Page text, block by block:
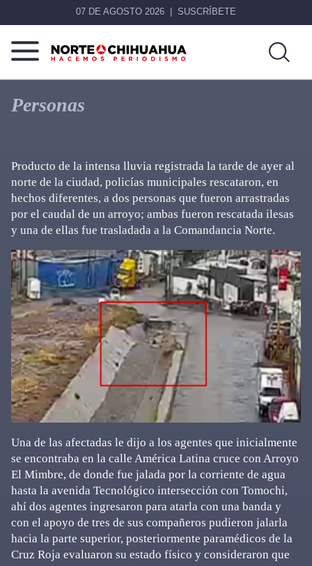
07 DE AGOSTO 2026 SUSCRÍBETE
Norte
Chihuahua
Más
que
noticias,
Personas
Producto de la intensa lluvia registrada la tarde de ayer al
norte de la ciudad, policías municipales rescataron, en
hechos diferentes, a dos personas que fueron arrastradas
por el caudal de un arroyo; ambas fueron rescatada ilesas
y una de ellas fue trasladada a la Comandancia Norte.
Una de las afectadas le dijo a los agentes que inicialmente
se encontraba en la calle América Latina cruce con Arroyo
El Mimbre, de donde fue jalada por la corriente de agua
hasta la avenida Tecnológico intersección con Tomochi,
ahí dos agentes ingresaron para atarla con una banda y
con el apoyo de tres de sus compañeros pudieron jalarla
hacia la parte superior, posteriormente paramédicos de la
Cruz Roja evaluaron su estado físico y consideraron que